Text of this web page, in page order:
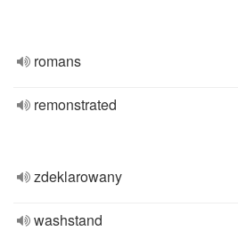
romans
remonstrated
zdeklarowany
washstand